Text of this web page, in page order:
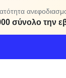
σύνολο την